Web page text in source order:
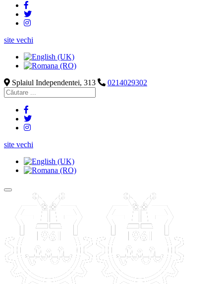
site vechi
Splaiul Independentei, 313 0214029302
site vechi